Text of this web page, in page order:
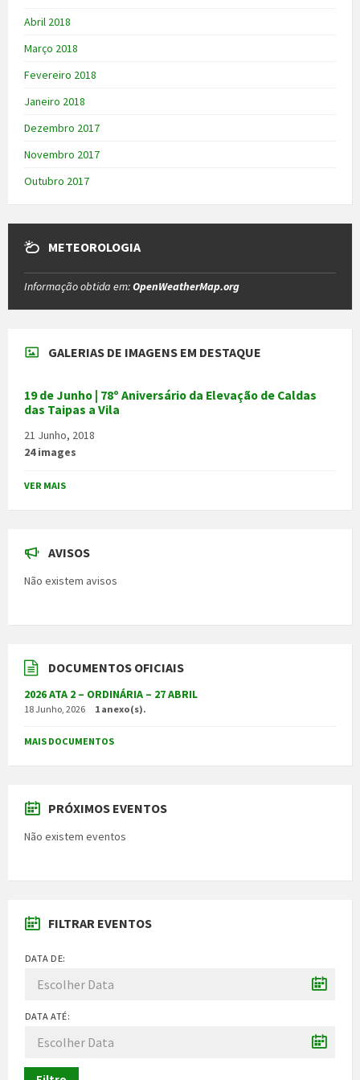
Abril 2018
Março 2018
Fevereiro 2018
Janeiro 2018
Dezembro 2017
Novembro 2017
Outubro 2017
METEOROLOGIA
Informação obtida em:OpenWeatherMap.org
GALERIAS DE IMAGENS EM DESTAQUE
19 de Junho | 78º Aniversário da Elevação de Caldas
das Taipas a Vila
21 Junho, 2018
24 images
VER MAIS
AVISOS
Não existem avisos
DOCUMENTOS OFICIAIS
2026 ATA 2 – ORDINÁRIA – 27 ABRIL
18 Junho, 2026 1 anexo(s).
MAIS DOCUMENTOS
PRÓXIMOS EVENTOS
Não existem eventos
FILTRAR EVENTOS
DATA DE:
DATA ATÉ: